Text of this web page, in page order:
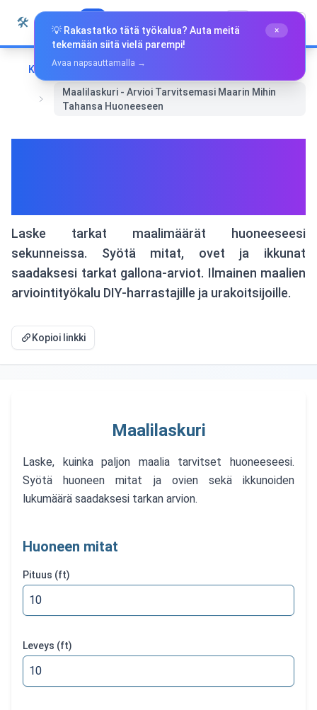
Siirry sisältöön
🛠️ Suomi
Koti
Muut työkalut
Maalilaskuri - Arvioi Tarvitsemasi Maarin Mihin
Tahansa Huoneeseen
Laske tarkat maalimäärät huoneeseesi
sekunneissa. Syötä mitat, ovet ja ikkunat
saadaksesi tarkat gallona-arviot. Ilmainen maalien
arviointityökalu DIY-harrastajille ja urakoitsijoille.
Kopioi linkki
Maalilaskuri
Laske, kuinka paljon maalia tarvitset huoneeseesi.
Syötä huoneen mitat ja ovien sekä ikkunoiden
lukumäärä saadaksesi tarkan arvion.
Huoneen mitat
Pituus (ft)
Leveys (ft)
💡 Rakastatko tätä työkalua? Auta meitä
tekemään siitä vielä parempi!
×
Avaa napsauttamalla →